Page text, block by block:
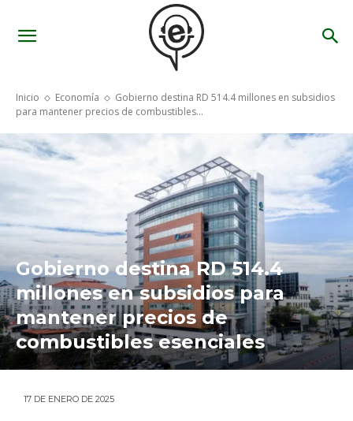
Inicio Economía
Gobierno destina RD 514.4 millones en subsidios
para mantener precios de combustibles...
Gobierno destina RD 514.4
millones en subsidios para
mantener precios de
combustibles esenciales
17 DE ENERO DE 2025